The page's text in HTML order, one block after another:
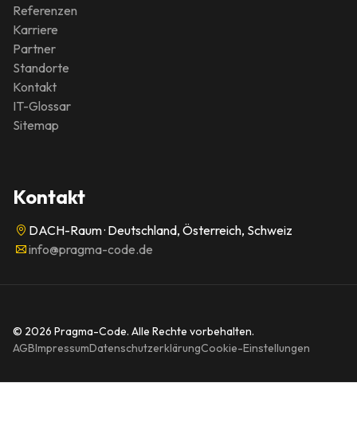
Referenzen
Karriere
Partner
Standorte
Kontakt
IT-Glossar
Sitemap
Kontakt
DACH-Raum · Deutschland, Österreich, Schweiz
info@pragma-code.de
© 2026 Pragma-Code. Alle Rechte vorbehalten.
AGBImpressumDatenschutzerklärungCookie-Einstellungen